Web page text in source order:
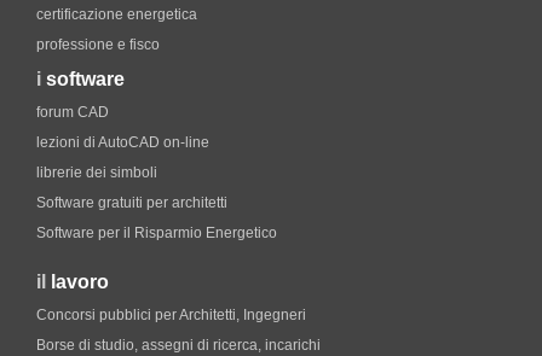
certificazione energetica
professione e fisco
i software
forum CAD
lezioni di AutoCAD on-line
librerie dei simboli
Software gratuiti per architetti
Software per il Risparmio Energetico
il lavoro
Concorsi pubblici per Architetti, Ingegneri
Borse di studio, assegni di ricerca, incarichi